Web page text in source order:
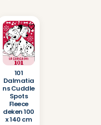
101
Dalmatia
ns Cuddle
Spots
Fleece
deken 100
x 140 cm